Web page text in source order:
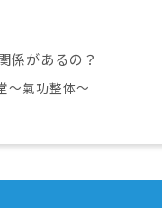
係があるの？
～氣功整体～